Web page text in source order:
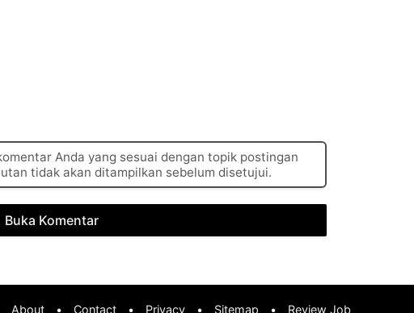
Anda yang sesuai dengan topik postingan
tidak akan ditampilkan sebelum disetujui.
Buka Komentar
About • Contact • Privacy • Sitemap • Review Job